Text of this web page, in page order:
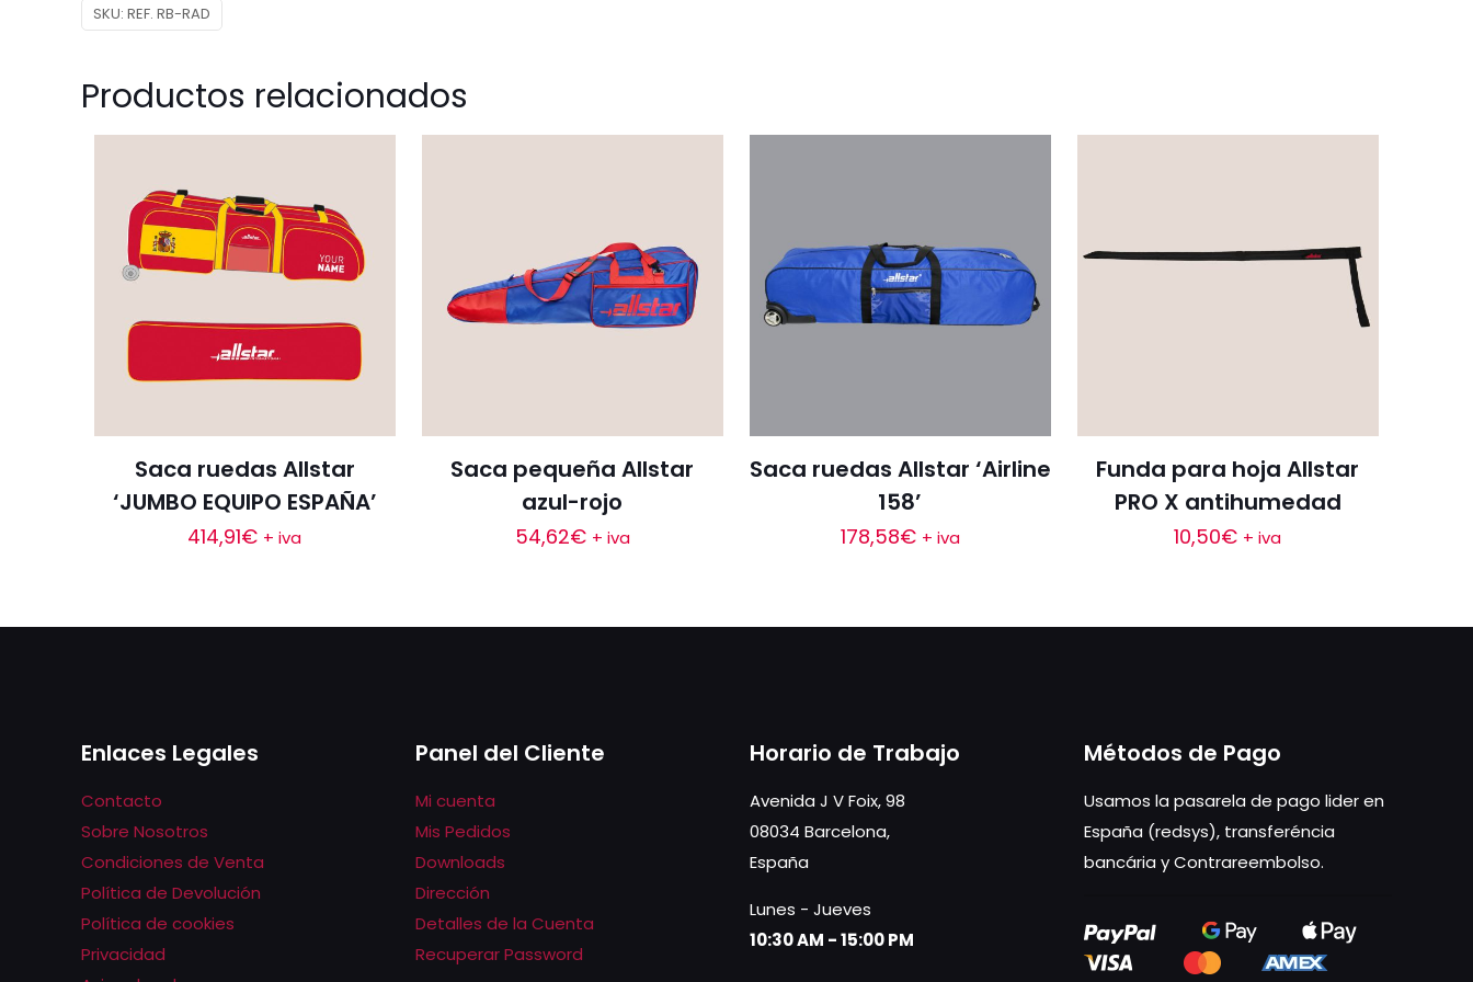
SKU: REF. RB-RAD
Productos relacionados
Saca ruedas Allstar
‘JUMBO EQUIPO ESPAÑA’
414,91€ + iva
Saca pequeña Allstar
azul-rojo
54,62€ + iva
Saca ruedas Allstar ‘Airline
158’
178,58€ + iva
Funda para hoja Allstar
PRO X antihumedad
10,50€ + iva
Enlaces Legales
Contacto
Sobre Nosotros
Condiciones de Venta
Política de Devolución
Política de cookies
Privacidad
Panel del Cliente
Mi cuenta
Mis Pedidos
Downloads
Dirección
Detalles de la Cuenta
Recuperar Password
Horario de Trabajo
Avenida J V Foix, 98
08034 Barcelona,
España
Lunes - Jueves
10:30 AM - 15:00 PM
Métodos de Pago
Usamos la pasarela de pago lider en
España (redsys), transferéncia
bancária y Contrareembolso.